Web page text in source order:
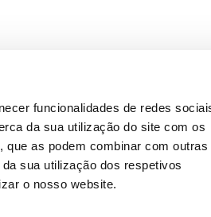
funcionalidades de redes
da sua utilização do site com os
que as podem combinar com outras
sua utilização dos respetivos
o nosso website.